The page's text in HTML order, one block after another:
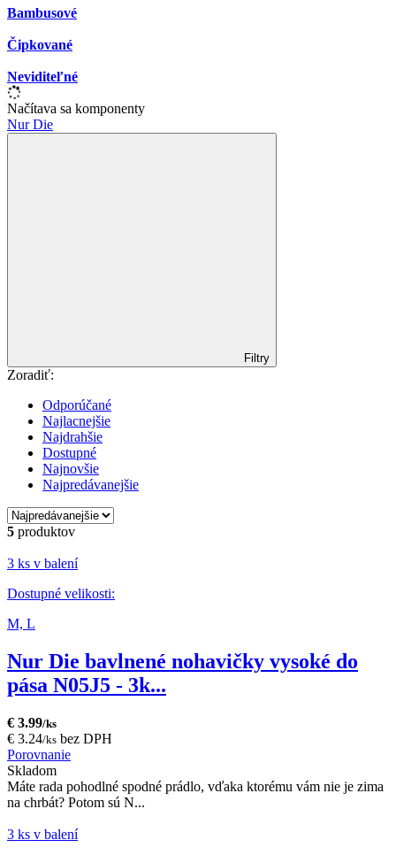
Bambusové
Čipkované
Neviditeľné
Načítava sa komponenty
Nur Die
Filtry
Zoradiť:
Odporúčané
Najlacnejšie
Najdrahšie
Dostupné
Najnovšie
Najpredávanejšie
5 produktov
3 ks v balení
Dostupné velikosti:
M, L
Nur Die bavlnené nohavičky vysoké do
pása N05J5 - 3k...
€ 3.99/ks
€ 3.24/ks bez DPH
Porovnanie
Skladom
Máte rada pohodlné spodné prádlo, vďaka ktorému vám nie je zima
na chrbát? Potom sú N...
3 ks v balení